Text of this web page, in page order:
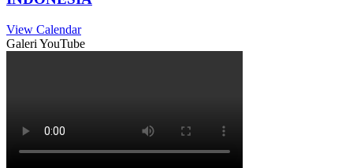
View Calendar
Galeri YouTube